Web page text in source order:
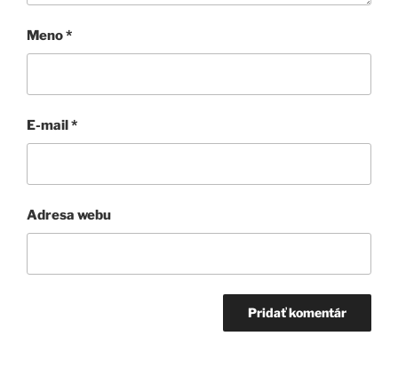
Meno*
E-mail*
Adresa webu